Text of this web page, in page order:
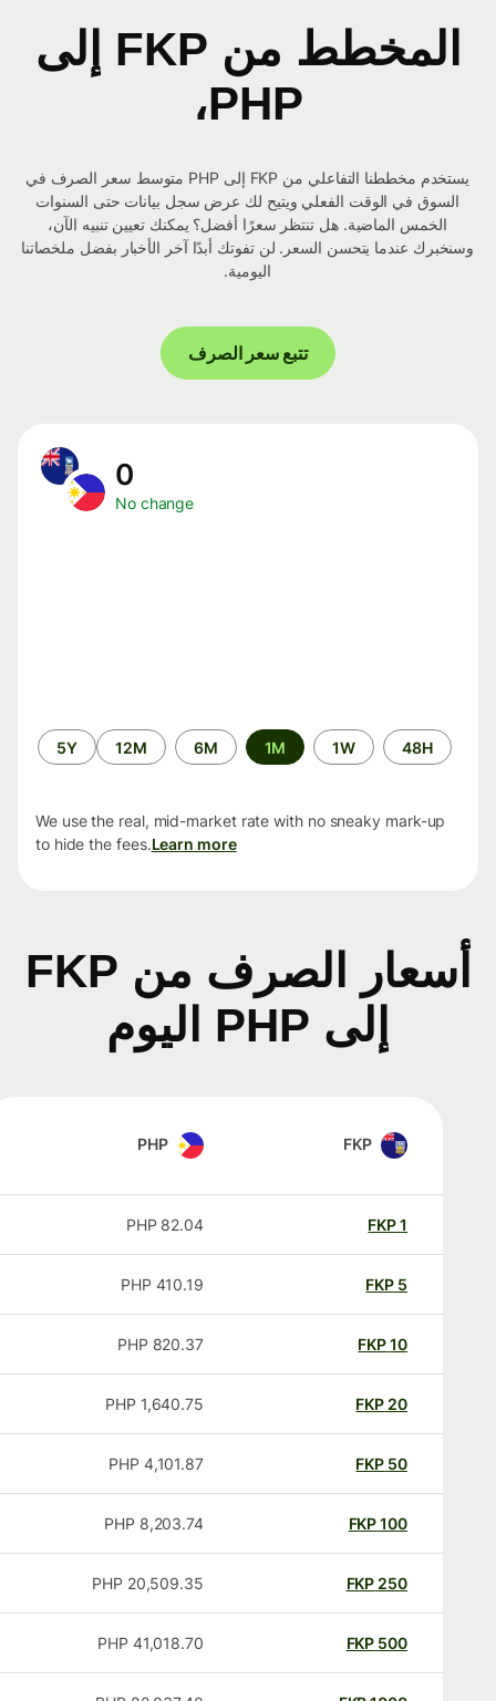
المخطط من FKP إلى
PHP،
يستخدم مخططنا التفاعلي من FKP إلى PHP متوسط ​​سعر الصرف في
السوق في الوقت الفعلي ويتيح لك عرض سجل بيانات حتى السنوات
الخمس الماضية. هل تنتظر سعرًا أفضل؟ يمكنك تعيين تنبيه الآن،
وسنخبرك عندما يتحسن السعر. لن تفوتك أبدًا آخر الأخبار بفضل ملخصاتنا
اليومية.
تتبع سعر الصرف
No change
الفترة
الزمنية
48H
1W
1M
6M
12M
5Y
We use the real, mid-market rate with no sneaky mark-up
to hide the fees.Learn more
أسعار الصرف من FKP
إلى PHP اليوم
FKP
PHP
FKP
82.04
PHP
FKP
410.19
PHP
FKP
820.37
PHP
20
FKP
1,640.75
PHP
50
FKP
4,101.87
PHP
100
FKP
8,203.74
PHP
250
FKP
20,509.35
PHP
500
FKP
41,018.70
PHP